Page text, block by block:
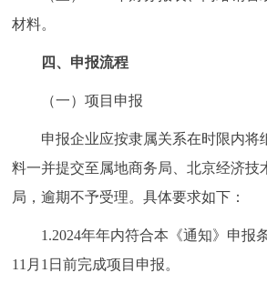
材料。
四、申报流程
（一）项目申报
申报企业应按隶属关系在时限内将
料一并提交至属地商务局、北京经济技
局，逾期不予受理。具体要求如下：
1.2024年年内符合本《通知》申报
11月1日前完成项目申报。